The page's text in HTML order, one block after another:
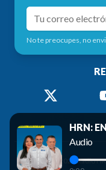
No te preocupes, no
2026 Radio
HRN:
Audio